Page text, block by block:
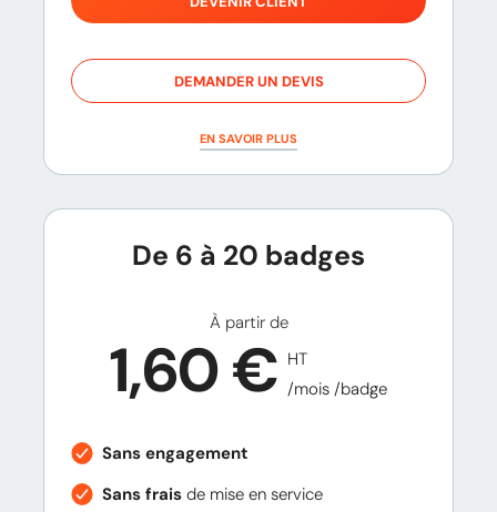
DEMANDER UN DEVIS
EN SAVOIR PLUS
De 6 à 20 badges
À partir de
1,60 € HT
/mois /badge
Sans engagement
Sans fraisde mise en service